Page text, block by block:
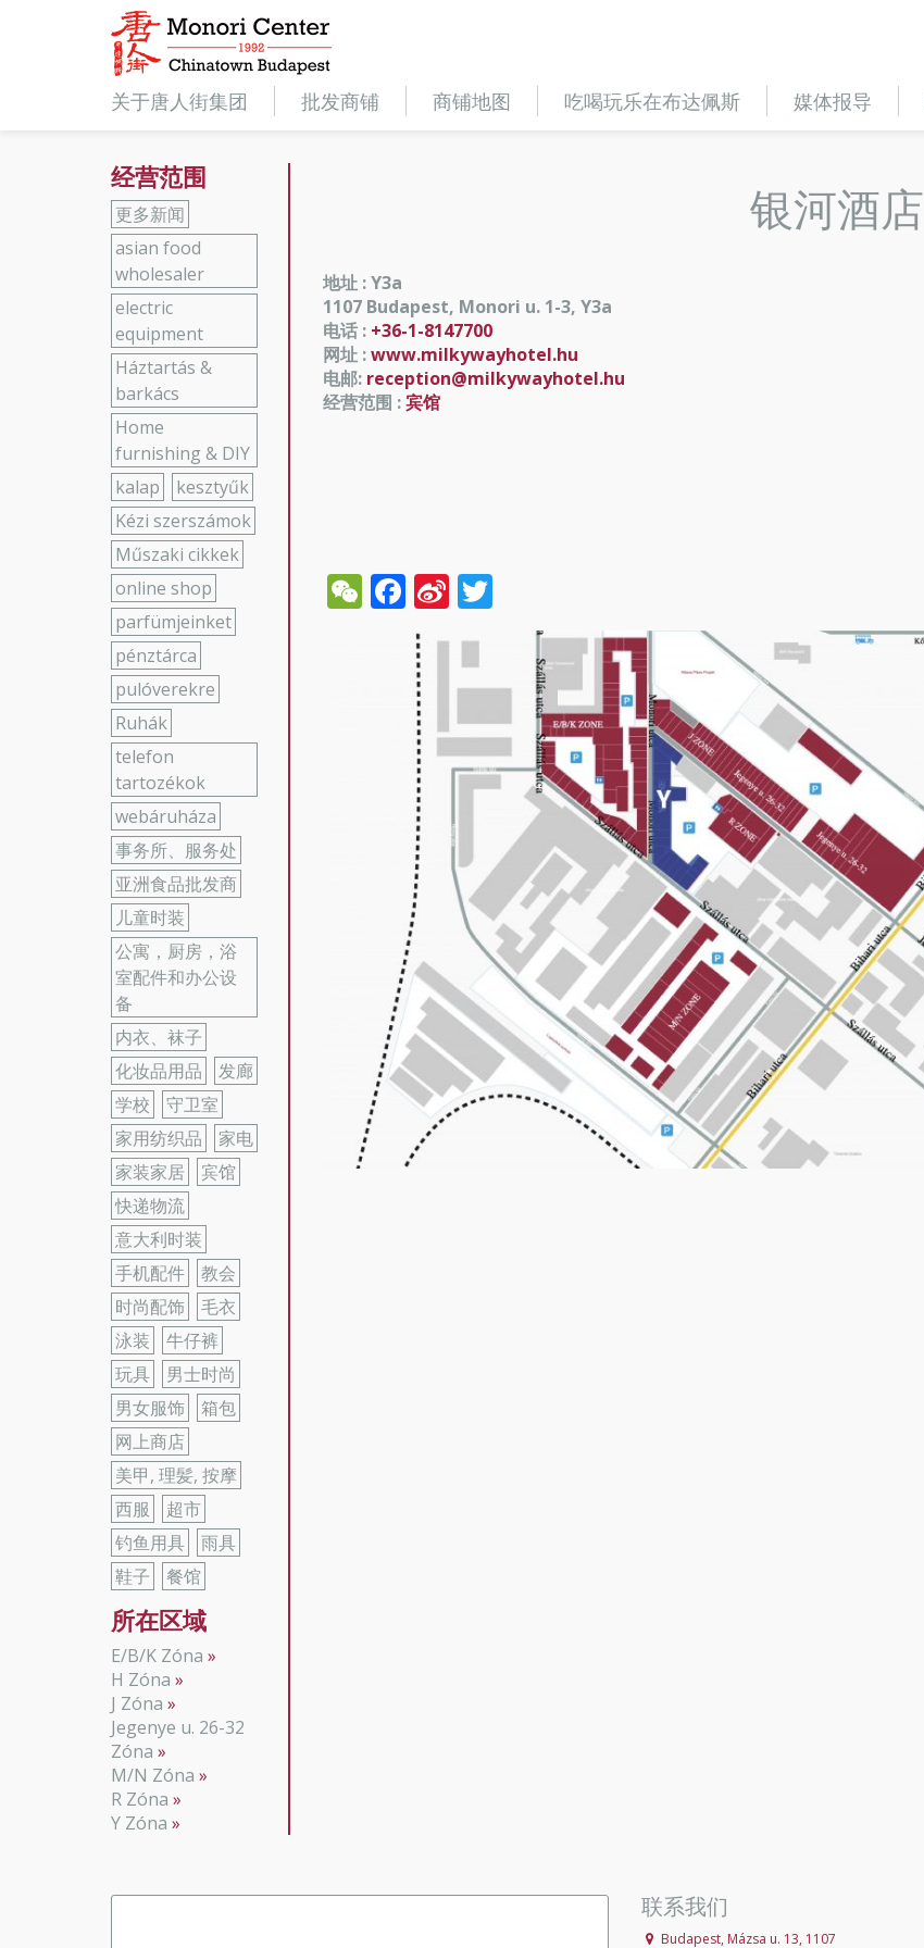
关于唐人街集团 批发商铺 商铺地图 吃喝玩乐在布达佩斯 媒体报导
银河酒店
地址 : Y3a
1107 Budapest, Monori u. 1-3, Y3a
电话 : +36-1-8147700
网址 :www.milkywayhotel.hu
电邮: reception@milkywayhotel.hu
经营范围 :宾馆
WeChat
Facebook
Sina
Weibo
经营范围
更多新闻
asian food
wholesaler
electric
equipment
Háztartás &
barkács
Home
furnishing & DIY
kalap
kesztyűk
Kézi szerszámok
Műszaki cikkek
online shop
parfümjeinket
pénztárca
pulóverekre
Ruhák
telefon
tartozékok
webáruháza
事务所、服务处
亚洲食品批发商
儿童时装
公寓，厨房，浴
室配件和办公设
备
内衣、袜子
化妆品用品
发廊
学校
守卫室
家用纺织品
家电
家装家居
宾馆
快递物流
意大利时装
手机配件
教会
时尚配饰
毛衣
泳装
牛仔裤
玩具
男士时尚
男女服饰
箱包
网上商店
美甲, 理髪, 按摩
西服
超市
钓鱼用具
雨具
鞋子
餐馆
所在区域
E/B/K Zóna
H Zóna
J Zóna
Jegenye u. 26-32
Zóna
M/N Zóna
R Zóna
Y Zóna
联系我们
Budapest, Mázsa u. 13, 1107